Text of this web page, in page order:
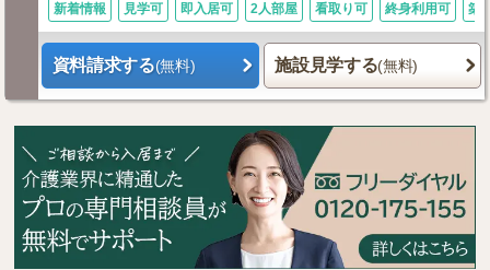
新着情報 見学可 即入居可 2人部屋 看取り可 終身利用可 築
資料請求する(無料) 施設見学する(無料)